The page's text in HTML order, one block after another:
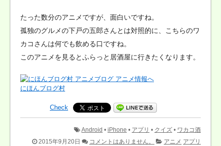
たった数分のアニメですが、面白いですね。
孤独のグルメの下戸の五郎さんとは対照的に、こちらのワ
カコさんは何でも飲める口ですね。
このアニメを見るとふらっと居酒屋に行きたくなります。
にほんブログ村
Check
Android • iPhone • アプリ • クイズ • ワカコ酒
2015年9月20日
コメントはありません。 アニメ アプリ